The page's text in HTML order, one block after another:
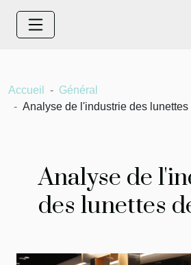
Accueil
Général
Analyse de l'industrie des lunettes
Analyse de
des lunettes